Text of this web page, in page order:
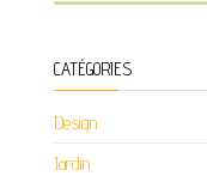
CATÉGORIES
Design
Jardin